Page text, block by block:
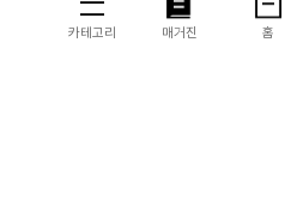
'수.친.자' 3인의 리얼 수영 이야기
카테고리 매거진 홈